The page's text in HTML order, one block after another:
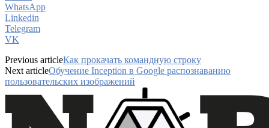
WhatsApp
Linkedin
Telegram
VK
Previous articleКак прокачать командную строку
Next articleОбучение Inception в Google распознаванию
пользовательских изображений